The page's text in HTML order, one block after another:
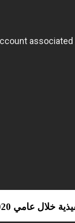
عامي 2020-2021م